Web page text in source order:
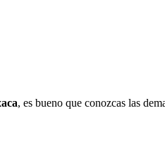
, es bueno que conozcas las